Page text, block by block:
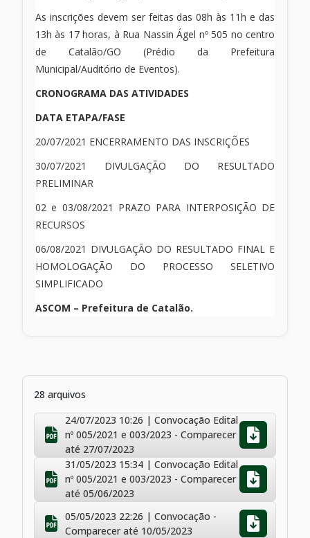
As inscrições devem ser feitas das 08h às 11h e das
13h às 17 horas, à Rua Nassin Ágel nº 505 no centro
de Catalão/GO (Prédio da Prefeitura
Municipal/Auditório de Eventos).
CRONOGRAMA DAS ATIVIDADES
DATA ETAPA/FASE
20/07/2021 ENCERRAMENTO DAS INSCRIÇÕES
30/07/2021 DIVULGAÇÃO DO RESULTADO
PRELIMINAR
02 e 03/08/2021 PRAZO PARA INTERPOSIÇÃO DE
RECURSOS
06/08/2021 DIVULGAÇÃO DO RESULTADO FINAL E
HOMOLOGAÇÃO DO PROCESSO SELETIVO
SIMPLIFICADO
ASCOM – Prefeitura de Catalão.
28 arquivos
24/07/2023 10:26 | Convocação Edital
nº 005/2021 e 003/2023 - Comparecer
até 27/07/2023
31/05/2023 15:34 | Convocação Edital
nº 005/2021 e 003/2023 - Comparecer
até 05/06/2023
05/05/2023 22:26 | Convocação -
Comparecer até 10/05/2023